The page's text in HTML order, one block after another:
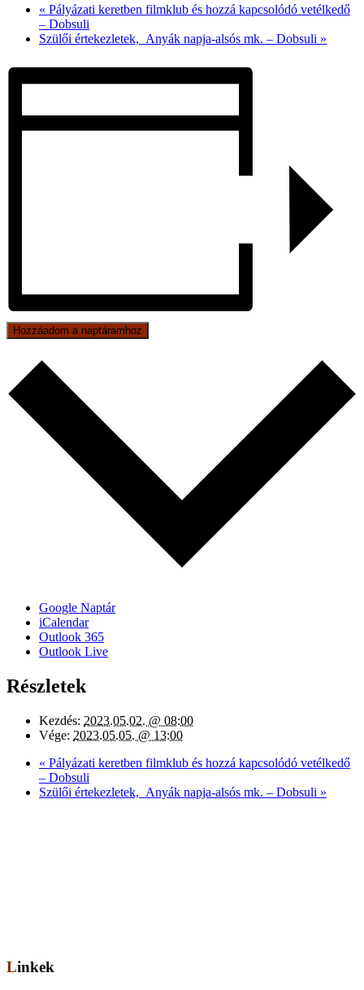
« Pályázati keretben filmklub és hozzá kapcsolódó vetélkedő
– Dobsuli
Szülői értekezletek, Anyák napja-alsós mk. – Dobsuli »
Hozzáadom a naptáramhoz
Google Naptár
iCalendar
Outlook 365
Outlook Live
Részletek
Kezdés: 2023.05.02. @ 08:00
Vége: 2023.05.05. @ 13:00
« Pályázati keretben filmklub és hozzá kapcsolódó vetélkedő
– Dobsuli
Szülői értekezletek, Anyák napja-alsós mk. – Dobsuli »
Linkek